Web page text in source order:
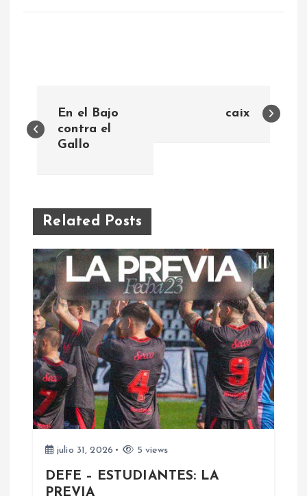
a
e
g
a
c
ó
n
d
En el Bajo
contra el
Gallo
caix
Related Posts
julio 31, 2026 5 views
DEFE – ESTUDIANTES: LA
PREVIA